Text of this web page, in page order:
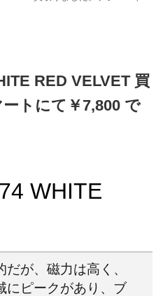
RED VELVET 買
トにて￥7,800 で
WHITE
が、磁力は高く、
にピークがあり、ブ